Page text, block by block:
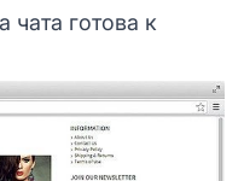
чата готова к